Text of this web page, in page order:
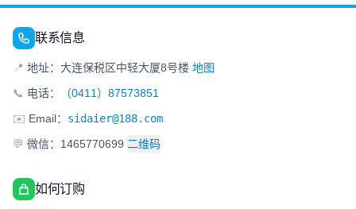
联系信息
📍 地址：大连保税区中轻大厦8号楼 地图
📞 电话：
（0411）87573851
✉️ Email： sidaier@188.com
💬 微信：1465770699 二维码
如何订购